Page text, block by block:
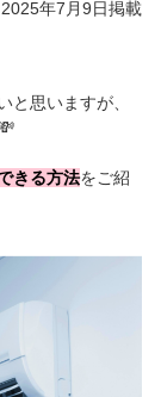
2025年7月9日掲載
と思いますが、
きる方法をご紹